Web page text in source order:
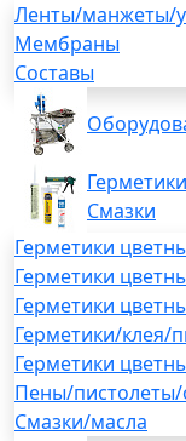
Ленты/манжеты/
Мембраны
Составы
Смазки
Герметики
Герметики
Герметики
Герметики/клея/
Герметики
Пены/пистолеты/
Смазки/масла